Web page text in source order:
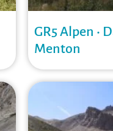
GR5 Alpen •
Menton